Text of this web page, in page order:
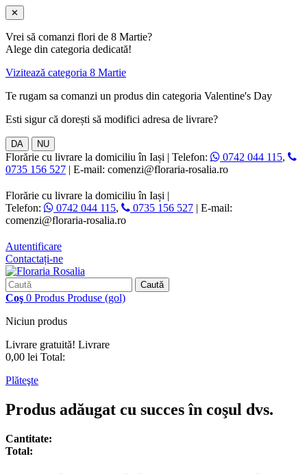
✕
Vrei să comanzi flori de 8 Martie?
Alege din categoria dedicată!
Vizitează categoria 8 Martie
Te rugam sa comanzi un produs din categoria Valentine's Day
Esti sigur că dorești să modifici adresa de livrare?
DA NU
Florărie cu livrare la domiciliu în Iași | Telefon: 0742 044 115,
0735 156 527 | E-mail: comenzi@floraria-rosalia.ro
Florărie cu livrare la domiciliu în Iași |
Telefon:
0742 044 115, 0735 156 527 | E-mail:
comenzi@floraria-rosalia.ro
Autentificare
Contactați-ne
Caută
Coş 0 Produs Produse (gol)
Niciun produs
Livrare gratuită! Livrare
0,00 lei Total:
Plăteşte
Produs adăugat cu succes în coşul dvs.
Cantitate:
Total: